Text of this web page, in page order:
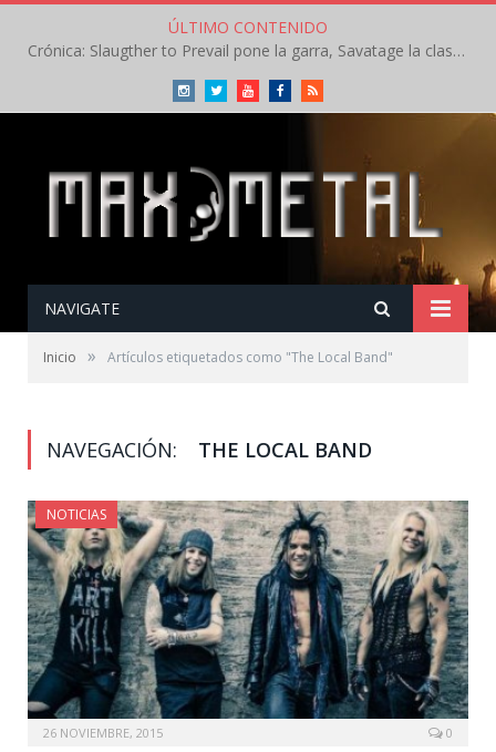
ÚLTIMO CONTENIDO
Crónica: Slaugther to Prevail pone la garra, Savatage la clase en la apertura del Leyendas del Rock – Miércoles – Agosto 2026
InstagramTwitterYoutubeFacebookRSS
NAVIGATE
Inicio » Artículos etiquetados como "The Local Band"
NAVEGACIÓN: THE LOCAL BAND
NOTICIAS
26 NOVIEMBRE, 2015 0